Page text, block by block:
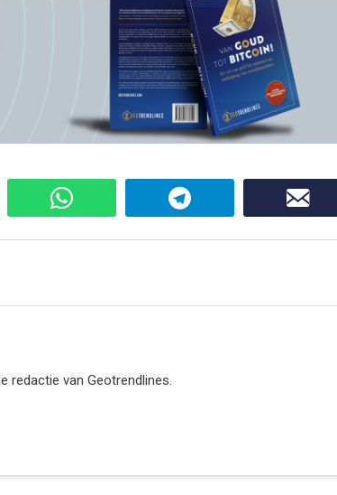
redactie van Geotrendlines.